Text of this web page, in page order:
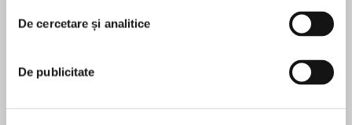
De cercetare și analitice
De publicitate
far future—a literary dystopian tale resonant
In the coming centuries the world's population
Paulette Jiles